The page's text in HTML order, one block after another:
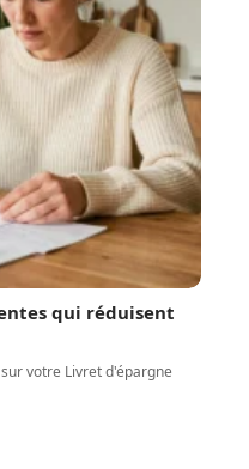
qui réduisent
votre Livret d'épargne